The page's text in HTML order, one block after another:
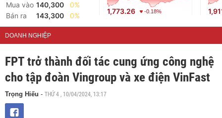
Mua vào 140,300
0%
Bán ra
143,300 0%
1,773.26 -0.18%
DOANH NGHIỆP
FPT trở thành đối tác cung ứng công nghệ
cho tập đoàn Vingroup và xe điện VinFast
Trọng Hiếu - THỨ 4 , 10/04/2024, 13:17